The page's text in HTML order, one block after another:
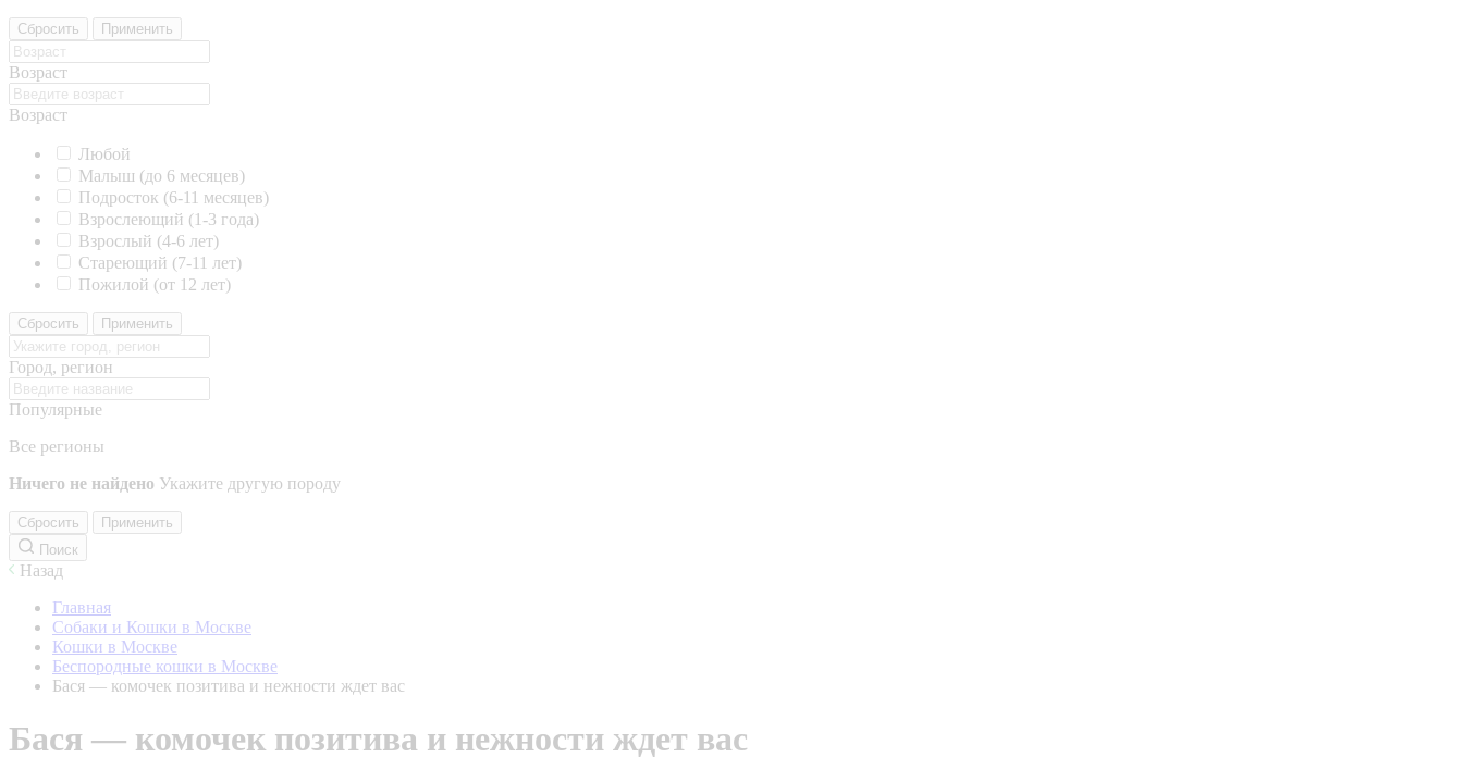
Сбросить Применить
Возраст
Возраст
Любой
Малыш (до 6 месяцев)
Подросток (6-11 месяцев)
Взрослеющий (1-3 года)
Взрослый (4-6 лет)
Стареющий (7-11 лет)
Пожилой (от 12 лет)
Сбросить Применить
Город, регион
Популярные
Все регионы
Ничего не найдено Укажите другую породу
Сбросить
Применить
Поиск
Назад
Главная
Собаки и Кошки в Москве
Кошки в Москве
Беспородные кошки в Москве
Бася — комочек позитива и нежности ждет вас
Бася — комочек позитива и нежности ждет вас